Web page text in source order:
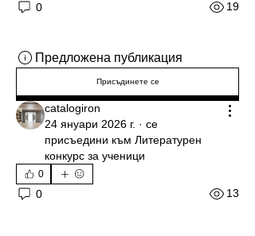
0 19
Предложена публикация
Присъдинете се
catalogiron
24 януари 2026 г. · се
присъедини към Литературен
конкурс за ученици
0
0 13